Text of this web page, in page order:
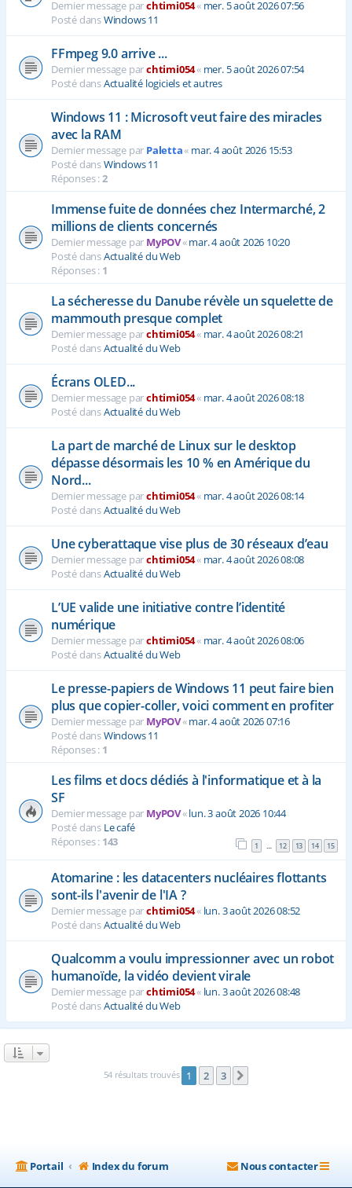
Dernier message parchtimi054« mer. 5 août 2026 07:56
Posté dansWindows 11
FFmpeg 9.0 arrive ...
Dernier message parchtimi054« mer. 5 août 2026 07:54
Posté dansActualité logiciels et autres
Windows 11 : Microsoft veut faire des miracles
avec la RAM
Dernier message par Paletta« mar. 4 août 2026 15:53
Posté dansWindows 11
Réponses :2
Immense fuite de données chez Intermarché, 2
millions de clients concernés
Dernier message par MyPOV«mar. 4 août 2026 10:20
Posté dansActualité du Web
Réponses : 1
La sécheresse du Danube révèle un squelette de
mammouth presque complet
Dernier message parchtimi054« mar. 4 août 2026 08:21
Posté dansActualité du Web
Écrans OLED...
Dernier message parchtimi054« mar. 4 août 2026 08:18
Posté dansActualité du Web
La part de marché de Linux sur le desktop
dépasse désormais les 10 % en Amérique du
Nord...
Dernier message parchtimi054« mar. 4 août 2026 08:14
Posté dansActualité du Web
Une cyberattaque vise plus de 30 réseaux d’eau
Dernier message parchtimi054« mar. 4 août 2026 08:08
Posté dansActualité du Web
L’UE valide une initiative contre l’identité
numérique
Dernier message parchtimi054« mar. 4 août 2026 08:06
Posté dansActualité du Web
Le presse-papiers de Windows 11 peut faire bien
plus que copier-coller, voici comment en profiter
Dernier message par MyPOV«mar. 4 août 2026 07:16
Posté dansWindows 11
Réponses : 1
Les films et docs dédiés à l'informatique et à la
SF
Dernier message par MyPOV«lun. 3 août 2026 10:44
Posté dans Le café
Réponses : 143 1 … 12 13 14 15
Atomarine : les datacenters nucléaires flottants
sont-ils l'avenir de l'IA ?
Dernier message parchtimi054« lun. 3 août 2026 08:52
Posté dansActualité du Web
Qualcomm a voulu impressionner avec un robot
humanoïde, la vidéo devient virale
Dernier message parchtimi054« lun. 3 août 2026 08:48
Posté dansActualité du Web
54 résultats trouvés 1 2 3
Portail Index du forum Nous contacter